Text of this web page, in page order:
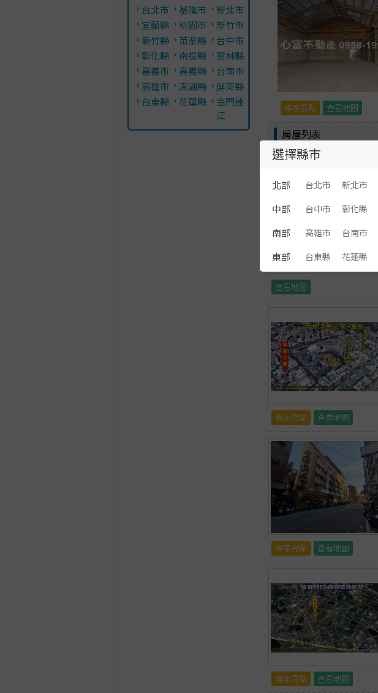
選擇縣市
北部 台北市 新北市
中部 台中市 彰化縣
南部 高雄市 台南市
東部 台東縣 花蓮縣
台北市 基隆市
新北市
宜蘭縣
桃園市
新竹市
新竹縣
苗栗縣
台中市
彰化縣
南投縣
雲林縣
嘉義市
嘉義縣
台南市
高雄市
澎湖縣
屏東縣
台東縣
花蓮縣
金門連
江
專家亮點 查看地圖
房屋列表
顯示：文字
查看地圖
專家亮點 查看地圖
專家亮點 查看地圖
專家亮點 查看地圖